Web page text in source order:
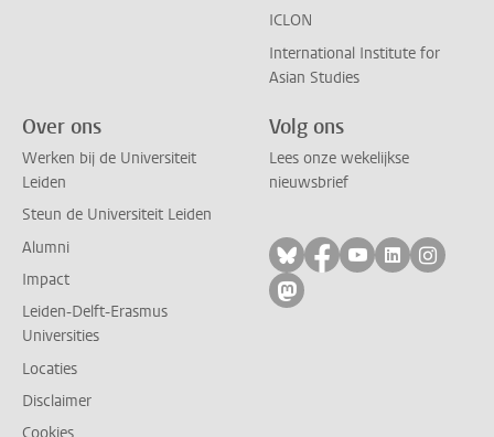
ICLON
International Institute for
Asian Studies
Over ons
Werken bij de Universiteit
Leiden
Steun de Universiteit Leiden
Alumni
Impact
Leiden-Delft-Erasmus
Universities
Locaties
Disclaimer
Volg ons
Lees onze wekelijkse
nieuwsbrief
Volg ons op bluesky
Volg ons op
Volg ons op
Volg ons
Volg
Volg ons op mastodon